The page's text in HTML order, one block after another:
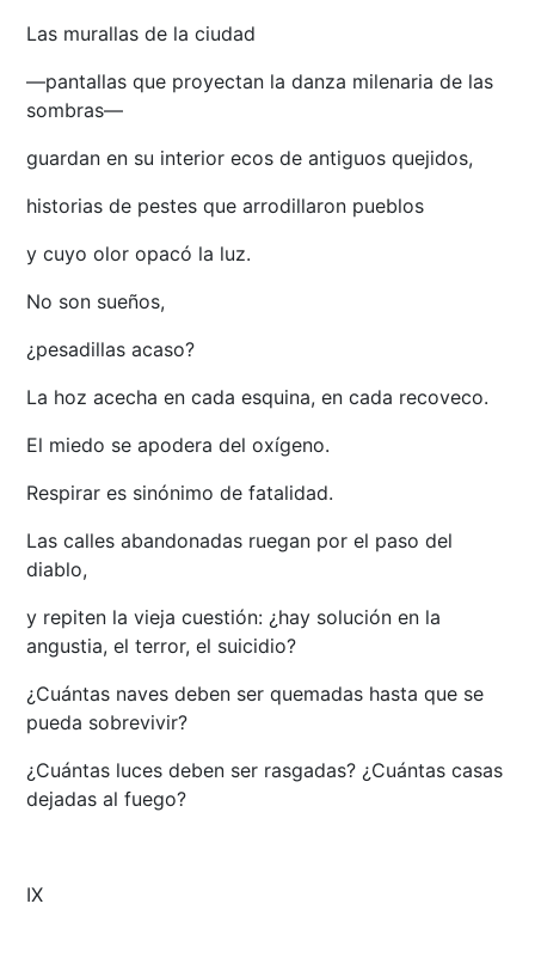
Las murallas de la ciudad
—pantallas que proyectan la danza milenaria de las
sombras—
guardan en su interior ecos de antiguos quejidos,
historias de pestes que arrodillaron pueblos
y cuyo olor opacó la luz.
No son sueños,
¿pesadillas acaso?
La hoz acecha en cada esquina, en cada recoveco.
El miedo se apodera del oxígeno.
Respirar es sinónimo de fatalidad.
Las calles abandonadas ruegan por el paso del
diablo,
y repiten la vieja cuestión: ¿hay solución en la
angustia, el terror, el suicidio?
¿Cuántas naves deben ser quemadas hasta que se
pueda sobrevivir?
¿Cuántas luces deben ser rasgadas? ¿Cuántas casas
dejadas al fuego?
IX